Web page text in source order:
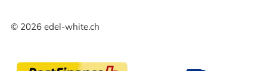
© 2026edel-white.ch